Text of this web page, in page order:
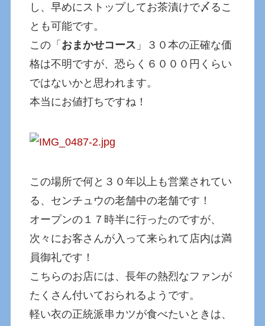
し、早めにストップしてお茶漬けで〆るこ
とも可能です。
この「 おまかせコース 」３０本の正確な価
格は不明ですが、恐らく６０００円くらい
ではないかと思われます。
本当にお値打ちですね！
この場所で何と３０年以上も営業されてい
る、センチュウの老舗中の老舗です！
オープンの１７時半に行ったのですが、
次々にお客さんが入って来られて店内は満
員御礼です！
こちらのお店には、長年の熱烈なファンが
たくさん付いておられるようです。
軽い衣の正統派串カツが食べたいときは、